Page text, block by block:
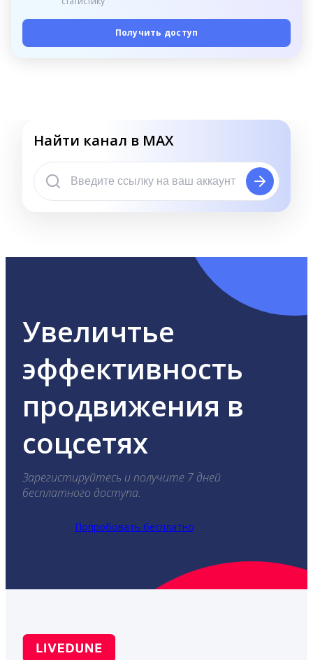
Получить доступ
Найти канал в MAX
Увеличтье
эффективность
продвижения в
соцсетях
Зарегистируйтесь и получите 7 дней
бесплатного доступа.
Попробовать бесплатно